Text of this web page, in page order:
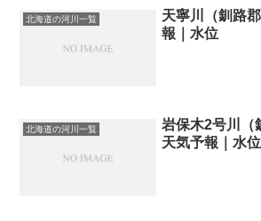
北海道の河川一覧
天寧川（釧路
報｜水位
北海道の河川一覧
岩保木2号川（
天気予報｜水位